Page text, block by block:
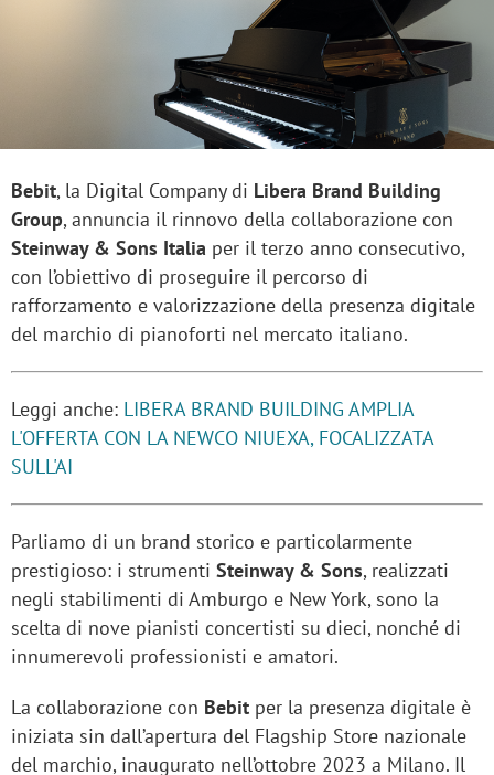
Bebit, la Digital Company di Libera Brand Building
Group, annuncia il rinnovo della collaborazione con
Steinway & Sons Italia per il terzo anno consecutivo,
con l’obiettivo di proseguire il percorso di
rafforzamento e valorizzazione della presenza digitale
del marchio di pianoforti nel mercato italiano.
Leggi anche: LIBERA BRAND BUILDING AMPLIA
L'OFFERTA CON LA NEWCO NIUEXA, FOCALIZZATA
SULL'AI
Parliamo di un brand storico e particolarmente
prestigioso: i strumenti Steinway & Sons, realizzati
negli stabilimenti di Amburgo e New York, sono la
scelta di nove pianisti concertisti su dieci, nonché di
innumerevoli professionisti e amatori.
La collaborazione con Bebit per la presenza digitale è
iniziata sin dall’apertura del Flagship Store nazionale
del marchio, inaugurato nell’ottobre 2023 a Milano. Il